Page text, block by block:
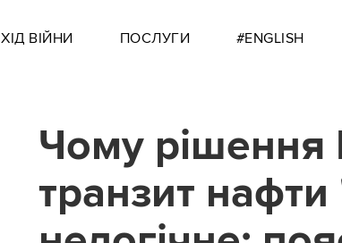
ХІД ВІЙНИ ПОСЛУГИ #ENGLISH
Чому рішення
транзит